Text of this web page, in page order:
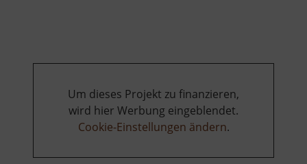
Um dieses Projekt zu finanzieren,
wird hier Werbung eingeblendet.
Cookie-Einstellungen ändern.